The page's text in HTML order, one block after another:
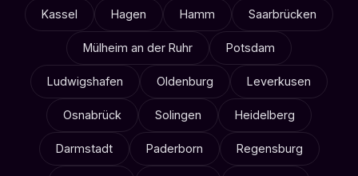
Kassel Hagen Hamm Saarbrücken
Mülheim an der Ruhr Potsdam
Ludwigshafen Oldenburg Leverkusen
Osnabrück Solingen Heidelberg
Darmstadt Paderborn Regensburg